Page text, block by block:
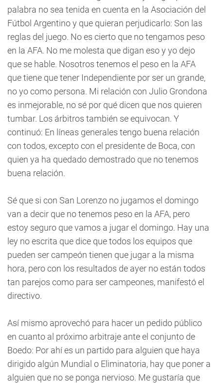
palabra no sea tenida en cuenta en la Asociación del
Fútbol Argentino y que quieran perjudicarlo: Son las
reglas del juego. No es cierto que no tengamos peso
en la AFA. No me molesta que digan eso y yo dejo
que se hable. Nosotros tenemos el peso en la AFA
que tiene que tener Independiente por ser un grande,
no yo como persona. Mi relación con Julio Grondona
es inmejorable, no sé por qué dicen que nos quieren
tumbar. Los árbitros también se equivocan. Y
continuó: En líneas generales tengo buena relación
con todos, excepto con el presidente de Boca, con
quien ya ha quedado demostrado que no tenemos
buena relación.
Sé que si con San Lorenzo no jugamos el domingo
van a decir que no tenemos peso en la AFA, pero
estoy seguro que vamos a jugar el domingo. Hay una
ley no escrita que dice que todos los equipos que
pueden ser campeón tienen que jugar a la misma
hora, pero con los resultados de ayer no están todos
tan parejos como para ser campeones, manifestó el
directivo.
Así mismo aprovechó para hacer un pedido público
en cuanto al próximo arbitraje ante el conjunto de
Boedo: Por ahí es un partido para alguien que haya
dirigido algún Mundial o Eliminatoria, hay que poner a
alguien que no se ponga nervioso. Me gustaría que